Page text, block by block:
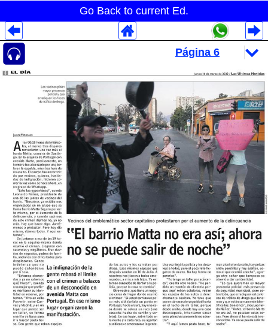
Go Back to current Ed.
Despliegues Analytics
Despliegues Totales
Despliegues por Rubros